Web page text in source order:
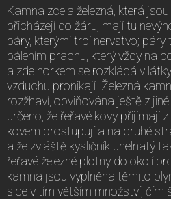
Kamna zcela železná, která
přicházejí do žáru, mají tu
páry, kterými trpí nervstvo; páry
pálením prachu, který vždy na
a zde horkem se rozkládá v
vzduchu pronikají. Železná
rozžhaví, obviňována ještě z
určeno, že řeřavé kovy přijímají
kovem prostupují a na druhé
a že zvláště kysličník uhelnatý
řeřavé železné plotny do okolí
kamna jsou vyplněna těmito
sice v tím větším množství, čím